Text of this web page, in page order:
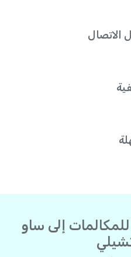
الاتصال
لماذا تستخدم Yolla للمكالمات إلى ساو